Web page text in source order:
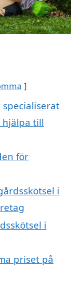
hjälpa till
för
i
i
priset på